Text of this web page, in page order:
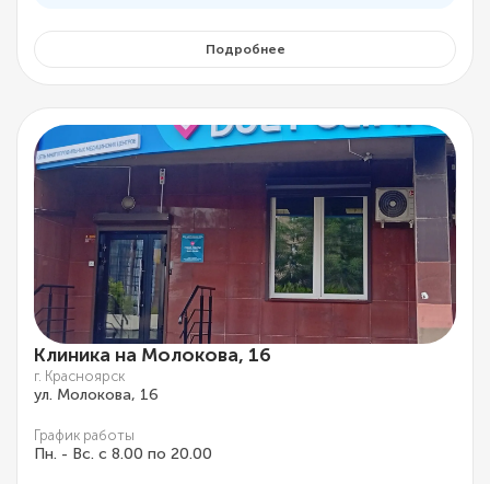
Подробнее
Клиника на Молокова, 16
г. Красноярск
ул. Молокова, 16
График работы
Пн. - Вс. с 8.00 по 20.00